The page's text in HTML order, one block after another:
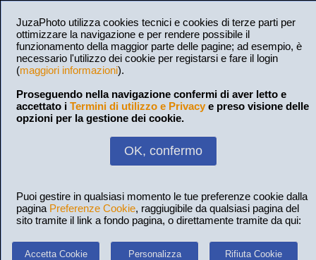
JuzaPhoto utilizza cookies tecnici e cookies di terze parti per
ottimizzare la navigazione e per rendere possibile il
funzionamento della maggior parte delle pagine; ad esempio, è
necessario l'utilizzo dei cookie per registarsi e fare il login
(maggiori informazioni).
Proseguendo nella navigazione confermi di aver letto e
accettato i Termini di utilizzo e Privacy e preso visione delle
opzioni per la gestione dei cookie.
OK, confermo
Puoi gestire in qualsiasi momento le tue preferenze cookie dalla
pagina Preferenze Cookie, raggiugibile da qualsiasi pagina del
sito tramite il link a fondo pagina, o direttamente tramite da qui:
Accetta Cookie Personalizza Rifiuta Cookie